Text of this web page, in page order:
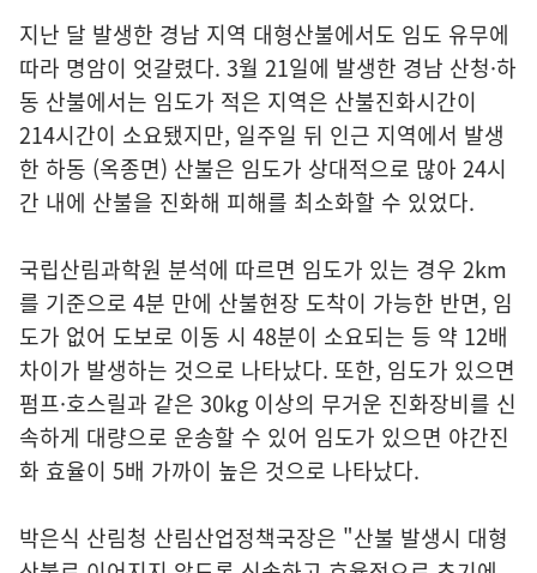
지난 달 발생한 경남 지역 대형산불에서도 임도 유무에
따라 명암이 엇갈렸다. 3월 21일에 발생한 경남 산청·하
동 산불에서는 임도가 적은 지역은 산불진화시간이
214시간이 소요됐지만, 일주일 뒤 인근 지역에서 발생
한 하동 (옥종면) 산불은 임도가 상대적으로 많아 24시
간 내에 산불을 진화해 피해를 최소화할 수 있었다.
국립산림과학원 분석에 따르면 임도가 있는 경우 2km
를 기준으로 4분 만에 산불현장 도착이 가능한 반면, 임
도가 없어 도보로 이동 시 48분이 소요되는 등 약 12배
차이가 발생하는 것으로 나타났다. 또한, 임도가 있으면
펌프·호스릴과 같은 30kg 이상의 무거운 진화장비를 신
속하게 대량으로 운송할 수 있어 임도가 있으면 야간진
화 효율이 5배 가까이 높은 것으로 나타났다.
박은식 산림청 산림산업정책국장은 "산불 발생시 대형